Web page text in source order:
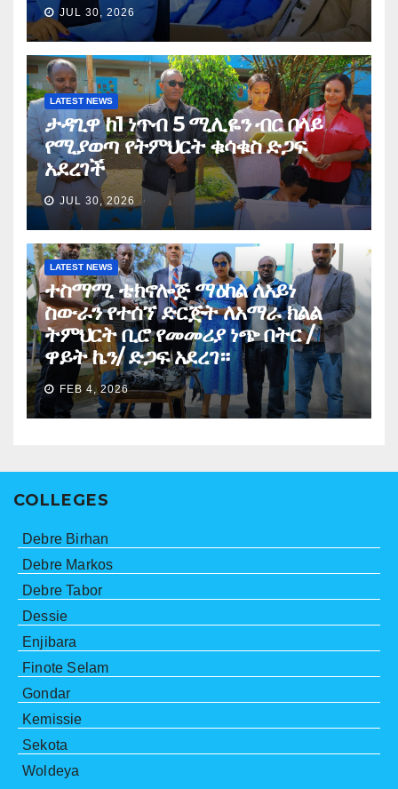
JUL 30, 2026
LATEST NEWS
ታዳጊዋ ከ1 ነጥብ 5 ሚሊዬን ብር በላይ
የሚያወጣ የትምህርት ቁሳቁስ ድጋፍ
አደረገች
JUL 30, 2026
LATEST NEWS
ተስማሚ ቴክኖሎጅ ማዕከል ለአይነ
ስውራን የተሰኘ ድርጅት ለአማራ ክልል
ትምህርት ቢሮ የመመሪያ ነጭ በትር /
ዋይት ኬን/ ድጋፍ አደረገ።
FEB 4, 2026
COLLEGES
Debre Birhan
Debre Markos
Debre Tabor
Dessie
Enjibara
Finote Selam
Gondar
Kemissie
Sekota
Woldeya